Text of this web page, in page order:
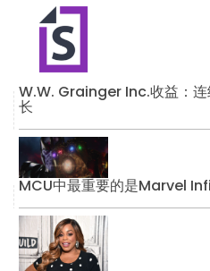
W.W. Grainger Inc.收益：连
长
MCU中最重要的是Marvel